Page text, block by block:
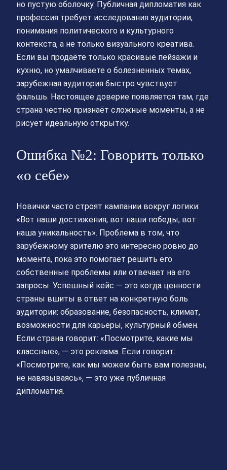
но пустую оболочку. Публичная дипломатия как
профессия требует исследования аудитории,
понимания политического и культурного
контекста, а не только визуального креатива.
Если вы продаёте только красивые пейзажи и
кухню, но умалчиваете о болезненных темах,
зарубежная аудитория быстро чувствует
фальшь. Настоящее доверие появляется там, где
страна честно признаёт сложные моменты, а не
рисует идеальную открытку.
Ошибка №2: Говорить только
«о себе»
Новички часто строят кампании вокруг логики:
«Вот наши достижения, вот наши победы, вот
наша уникальность». Проблема в том, что
зарубежному зрителю это интересно ровно до
момента, пока это помогает решить его
собственные проблемы или отвечает на его
запросы. Успешный кейс — это когда ценности
страны вшиты в ответ на конкретную боль
аудитории: образование, безопасность, климат,
возможности для карьеры, культурный обмен.
Если страна говорит: «Посмотрите, какие мы
классные», — это реклама. Если говорит:
«Посмотрите, как мы можем быть вам полезны,
не навязываясь», — это уже публичная
дипломатия.